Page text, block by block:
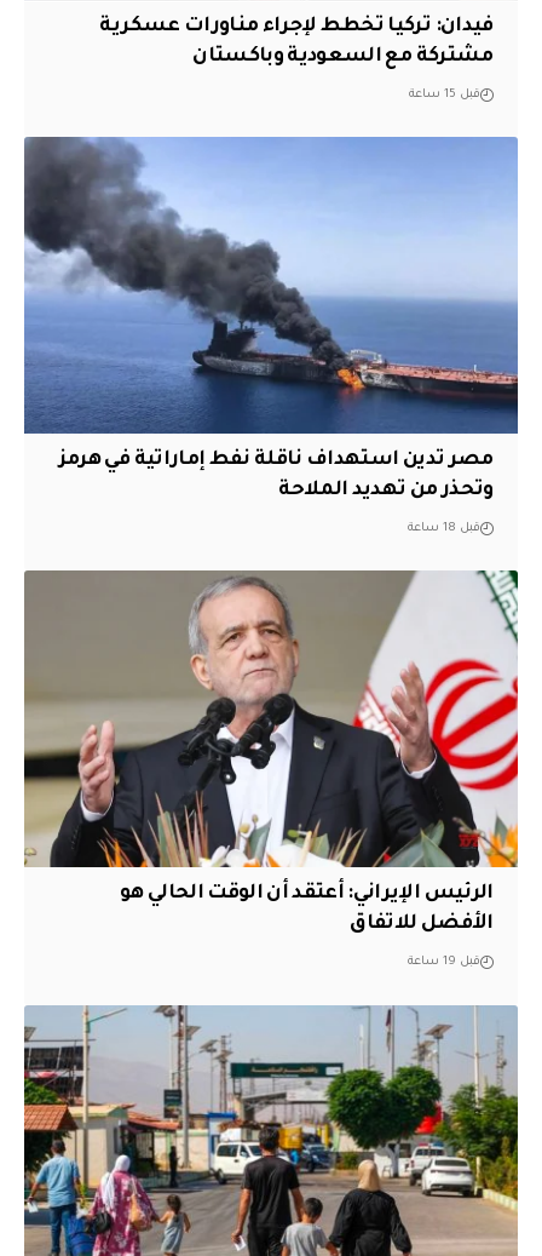
فيدان: تركيا تخطط لإجراء مناورات عسكرية
مشتركة مع السعودية وباكستان
قبل 15 ساعة
مصر تدين استهداف ناقلة نفط إماراتية في هرمز
وتحذر من تهديد الملاحة
قبل 18 ساعة
الرئيس الإيراني: أعتقد أن الوقت الحالي هو
الأفضل للاتفاق
قبل 19 ساعة